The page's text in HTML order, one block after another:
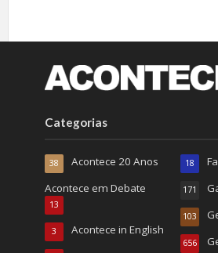
Categorias
Acontece 20 Anos
38
Acontece em Debate
13
Acontece in English
3
18
171
103
656